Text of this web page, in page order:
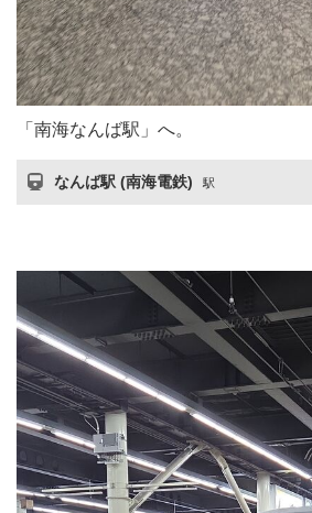
「南海なんば駅」へ。
なんば駅 (南海電鉄) 駅